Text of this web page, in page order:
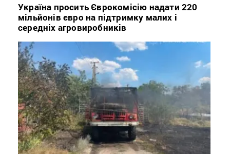
Україна просить Єврокомісію надати 220
мільйонів євро на підтримку малих і
середніх агровиробників